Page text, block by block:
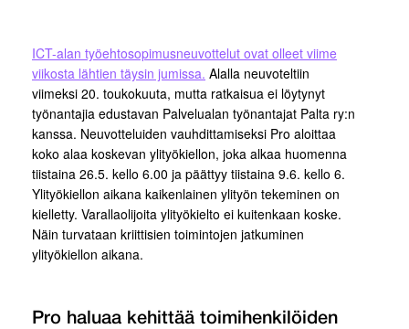
ICT-alan työehtosopimusneuvottelut ovat olleet viime
viikosta lähtien täysin jumissa. Alalla neuvoteltiin
viimeksi 20. toukokuuta, mutta ratkaisua ei löytynyt
työnantajia edustavan Palvelualan työnantajat Palta ry:n
kanssa. Neuvotteluiden vauhdittamiseksi Pro aloittaa
koko alaa koskevan ylityökiellon, joka alkaa huomenna
tiistaina 26.5. kello 6.00 ja päättyy tiistaina 9.6. kello 6.
Ylityökiellon aikana kaikenlainen ylityön tekeminen on
kielletty. Varallaolijoita ylityökielto ei kuitenkaan koske.
Näin turvataan kriittisien toimintojen jatkuminen
ylityökiellon aikana.
Pro haluaa kehittää toimihenkilöiden